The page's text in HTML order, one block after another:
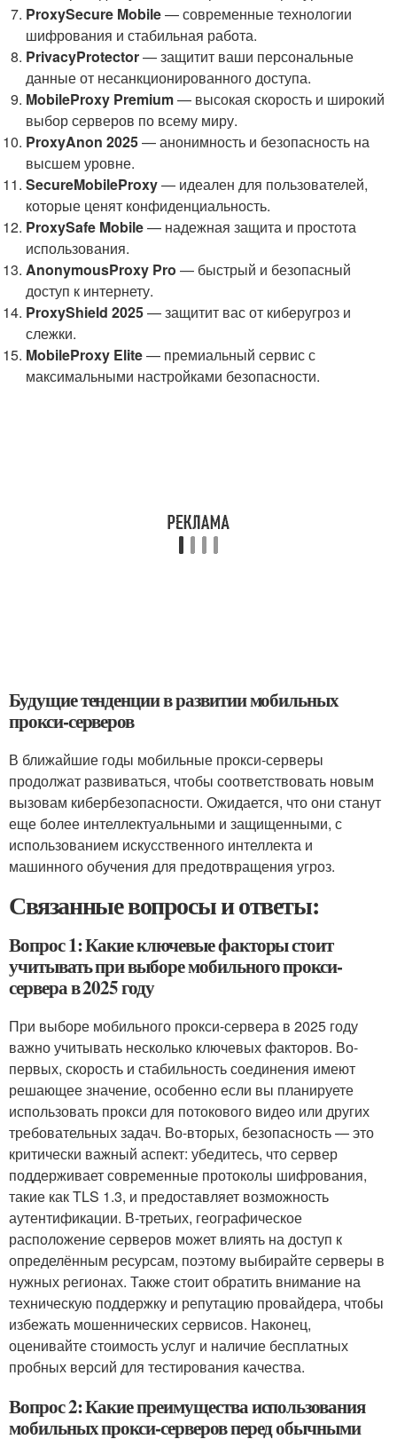
ProxySecure Mobile— современные технологии
шифрования и стабильная работа.
PrivacyProtector— защитит ваши персональные
данные от несанкционированного доступа.
MobileProxy Premium— высокая скорость и широкий
выбор серверов по всему миру.
ProxyAnon 2025— анонимность и безопасность на
высшем уровне.
SecureMobileProxy— идеален для пользователей,
которые ценят конфиденциальность.
ProxySafe Mobile— надежная защита и простота
использования.
AnonymousProxy Pro — быстрый и безопасный
доступ к интернету.
ProxyShield 2025— защитит вас от киберугроз и
слежки.
MobileProxy Elite— премиальный сервис с
максимальными настройками безопасности.
Будущие тенденции в развитии мобильных
прокси-серверов
В ближайшие годы мобильные прокси-серверы
продолжат развиваться, чтобы соответствовать новым
вызовам кибербезопасности. Ожидается, что они станут
еще более интеллектуальными и защищенными, с
использованием искусственного интеллекта и
машинного обучения для предотвращения угроз.
Связанные вопросы и ответы:
Вопрос 1: Какие ключевые факторы стоит
учитывать при выборе мобильного прокси-
сервера в 2025 году
При выборе мобильного прокси-сервера в 2025 году
важно учитывать несколько ключевых факторов. Во-
первых, скорость и стабильность соединения имеют
решающее значение, особенно если вы планируете
использовать прокси для потокового видео или других
требовательных задач. Во-вторых, безопасность — это
критически важный аспект: убедитесь, что сервер
поддерживает современные протоколы шифрования,
такие как TLS 1.3, и предоставляет возможность
аутентификации. В-третьих, географическое
расположение серверов может влиять на доступ к
определённым ресурсам, поэтому выбирайте серверы в
нужных регионах. Также стоит обратить внимание на
техническую поддержку и репутацию провайдера, чтобы
избежать мошеннических сервисов. Наконец,
оценивайте стоимость услуг и наличие бесплатных
пробных версий для тестирования качества.
Вопрос 2: Какие преимущества использования
мобильных прокси-серверов перед обычными